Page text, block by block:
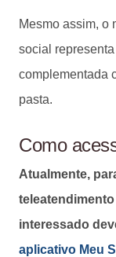
Mesmo assim, o
social
complementada
pasta.
Como
Atualmente,
interessado
aplicativo Meu